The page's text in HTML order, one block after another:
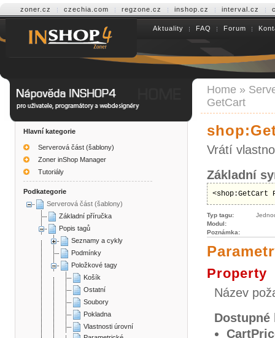
zoner.cz czechia.com regzone.cz inshop.cz interval.cz
Help INSHOP4 Aktuality FAQ Forum
Hlavní kategorie
Serverová část (šablony)
Zoner inShop Manager
Tutoriály
Podkategorie
Serverová část (šablony)
Základní příručka
Popis tagů
Seznamy a cykly
Podmínky
Položkové tagy
Košík
Ostatní
Soubory
Pokladna
Vlastnosti úrovní
Home »
GetCart
Vrátí
Základní
Typ tagu:
Modul:
Poznámka:
Property
Název
Dostupné